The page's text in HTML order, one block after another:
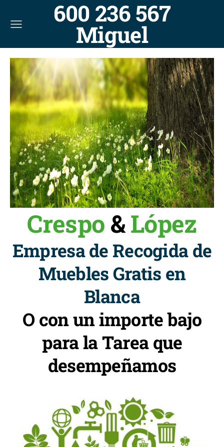
600 236 567
Miguel
Crespo &López
Empresa de Recogida de
Muebles Gratis en
Blanca
O con un importe bajo
para la Tarea que
desempeñamos